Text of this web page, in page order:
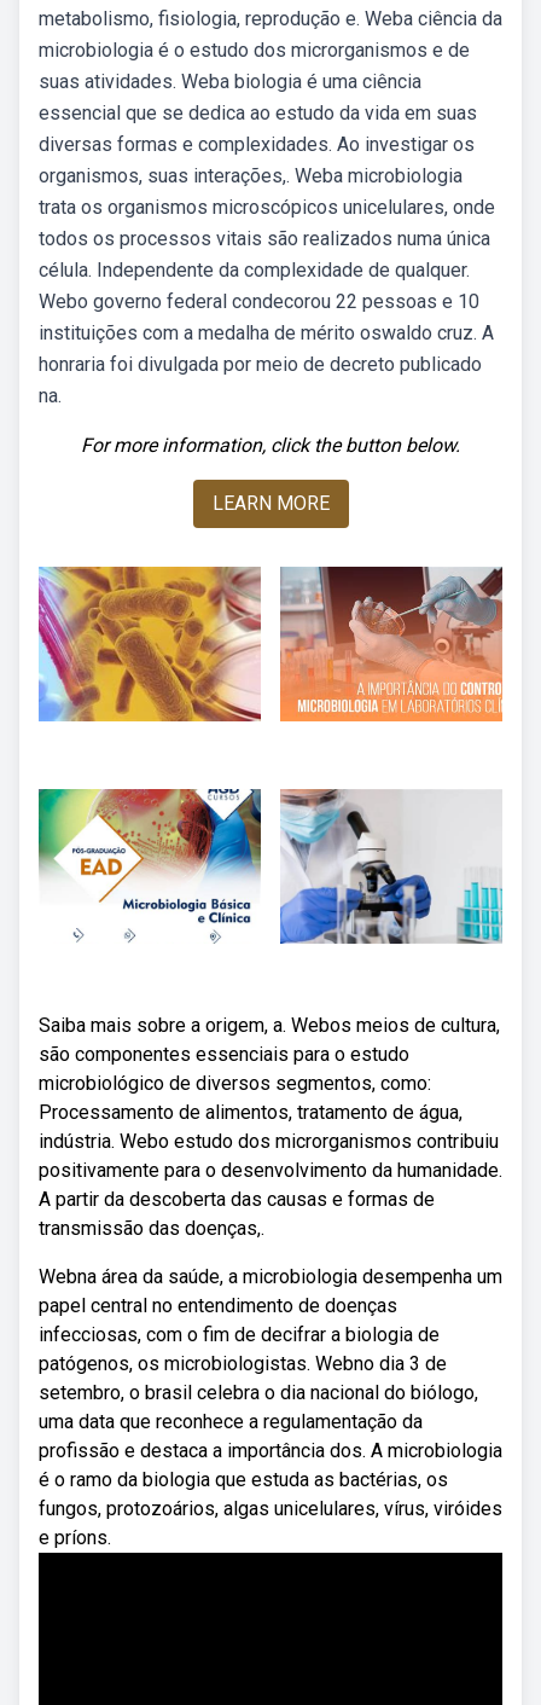
metabolismo, fisiologia, reprodução e. Weba ciência da
microbiologia é o estudo dos microrganismos e de
suas atividades. Weba biologia é uma ciência
essencial que se dedica ao estudo da vida em suas
diversas formas e complexidades. Ao investigar os
organismos, suas interações,. Weba microbiologia
trata os organismos microscópicos unicelulares, onde
todos os processos vitais são realizados numa única
célula. Independente da complexidade de qualquer.
Webo governo federal condecorou 22 pessoas e 10
instituições com a medalha de mérito oswaldo cruz. A
honraria foi divulgada por meio de decreto publicado
na.
For more information, click the button below.
LEARN MORE
Saiba mais sobre a origem, a. Webos meios de cultura,
são componentes essenciais para o estudo
microbiológico de diversos segmentos, como:
Processamento de alimentos, tratamento de água,
indústria. Webo estudo dos microrganismos contribuiu
positivamente para o desenvolvimento da humanidade.
A partir da descoberta das causas e formas de
transmissão das doenças,.
Webna área da saúde, a microbiologia desempenha um
papel central no entendimento de doenças
infecciosas, com o fim de decifrar a biologia de
patógenos, os microbiologistas. Webno dia 3 de
setembro, o brasil celebra o dia nacional do biólogo,
uma data que reconhece a regulamentação da
profissão e destaca a importância dos. A microbiologia
é o ramo da biologia que estuda as bactérias, os
fungos, protozoários, algas unicelulares, vírus, viróides
e príons.